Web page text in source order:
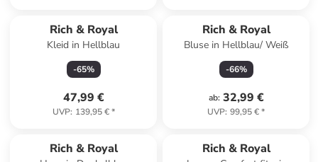
Rich & Royal
Kleid in Hellblau
-65%
47,99 €
UVP: 139,95 €*
Rich & Royal
Bluse in Hellblau/ Weiß
-66%
ab: 32,99 €
UVP: 99,95 €*
Rich & Royal Rich & Royal